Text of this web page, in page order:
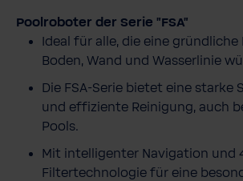
Poolroboter der Serie "FSA"
Ideal für alle, die eine gründliche
Boden, Wand und Wasserlinie
Die FSA-Serie bietet eine starke
und effiziente Reinigung, auch
Pools.
Mit intelligenter Navigation und
Filtertechnologie für eine